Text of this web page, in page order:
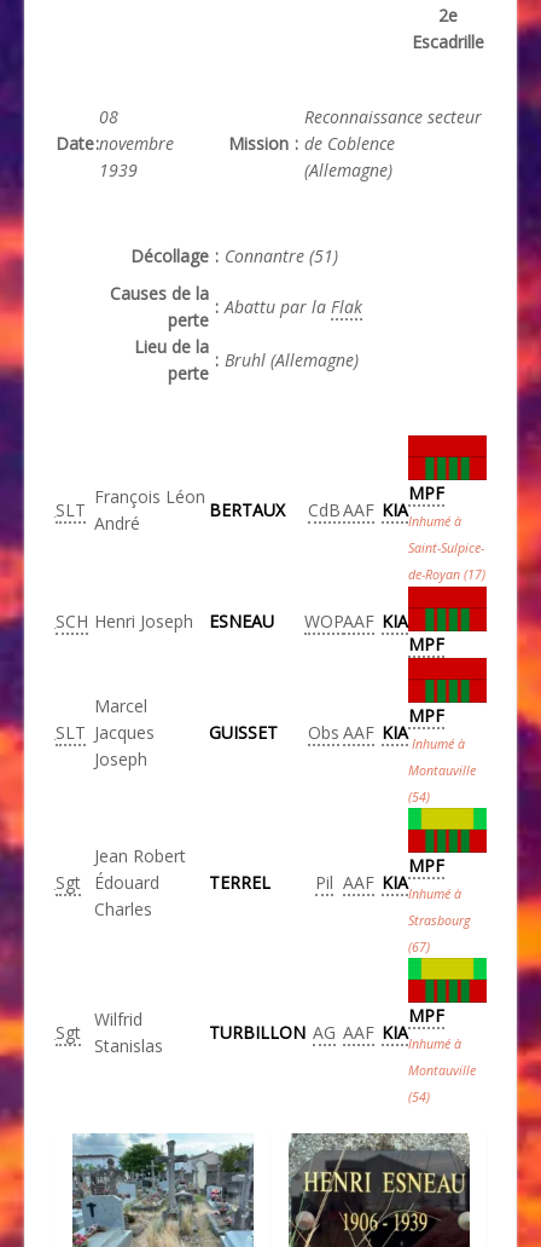
2e
Escadrille
Date:
08
novembre
1939
Mission :
Reconnaissance secteur
de Coblence
(Allemagne)
Décollage : Connantre (51)
Causes de la
perte
: Abattu par la Flak
Lieu de la
perte
: Bruhl (Allemagne)
SLT
François Léon
André
BERTAUX CdBAAF KIA
MPF
Inhumé à
Saint-Sulpice-
de-Royan (17)
SCH Henri Joseph ESNEAU WOPAAF KIA
MPF
SLT
Marcel
Jacques
Joseph
GUISSET Obs AAF KIA
MPF
Inhumé à
Montauville
(54)
Sgt
Jean Robert
Édouard
Charles
TERREL Pil AAF KIA
MPF
Inhumé à
Strasbourg
(67)
Sgt
Wilfrid
Stanislas
TURBILLON AG AAF KIA
MPF
Inhumé à
Montauville
(54)